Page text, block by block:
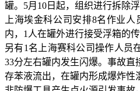
罐。5月10日起，组织进行拆除
上海埃金科公司安排8名作业
内，1人在罐外进行接受浮箱的
另有1名上海赛科公司操作人员
33分左右罐内发生闪爆。事故
存苯液流出，在罐内形成爆炸性